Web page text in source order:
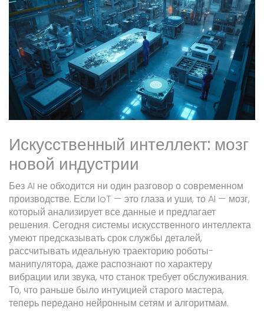
Искусственный интеллект: мозг
новой индустрии
Без AI не обходится ни один разговор о современном
производстве. Если IoT — это глаза и уши, то AI — мозг,
который анализирует все данные и предлагает
решения. Сегодня системы искусственного интеллекта
умеют предсказывать срок службы деталей,
рассчитывать идеальную траекторию роботы-
манипулятора, даже распознают по характеру
вибрации или звука, что станок требует обслуживания.
То, что раньше было интуицией старого мастера,
теперь передано нейронным сетям и алгоритмам.